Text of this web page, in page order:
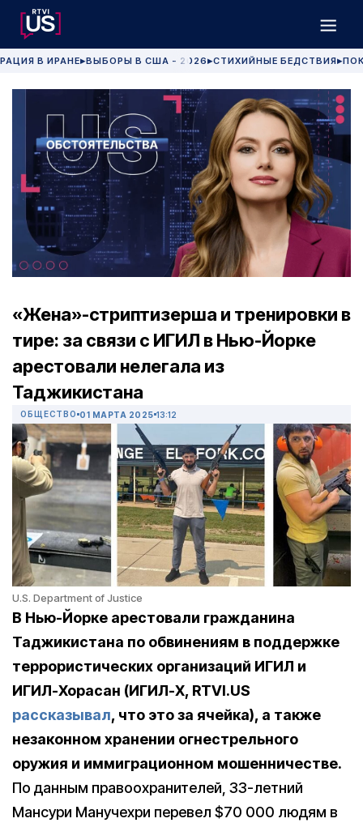
В ИРАНЕ▶ВЫБОРЫ В США - 2026 ▶СТИХИЙНЫЕ БЕДСТВИЯ▶
«Жена»-стриптизерша и тренировки в
тире: за связи с ИГИЛ в Нью-Йорке
арестовали нелегала из
Таджикистана
ОБЩЕСТВО 01 МАРТА 2025 13:12
U.S. Department of Justice
В Нью-Йорке арестовали гражданина
Таджикистана по обвинениям в поддержке
террористических организаций ИГИЛ и
ИГИЛ-Хорасан (ИГИЛ-Х, RTVI.US
рассказывал, что это за ячейка), а также
незаконном хранении огнестрельного
оружия и иммиграционном мошенничестве.
По данным правоохранителей, 33-летний
Мансури Манучехри перевел $70 000 людям в